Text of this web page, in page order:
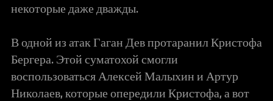
некоторые даже дважды.
В одной из атак Гаган Дев протаранил Кристофа
Бергера. Этой суматохой смогли
воспользоваться Алексей Малыхин и Артур
Николаев, которые опередили Кристофа, а вот